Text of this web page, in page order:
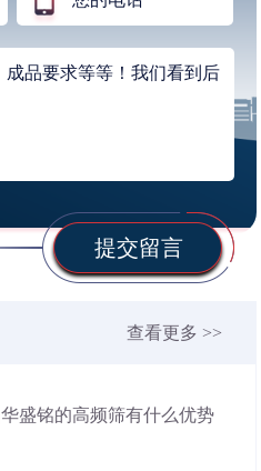
提交留言
查看更多 >>
华盛铭的高频筛有什么优势